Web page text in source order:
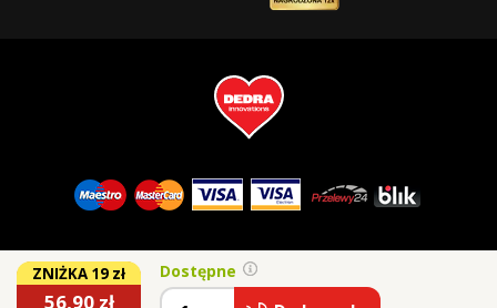
ZNIŻKA 19 zł
56,90 zł
Dostępne